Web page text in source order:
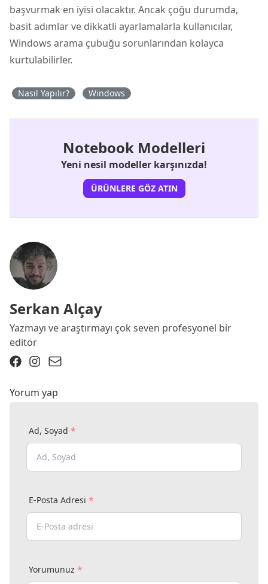
başvurmak en iyisi olacaktır. Ancak çoğu durumda,
basit adımlar ve dikkatli ayarlamalarla kullanıcılar,
Windows arama çubuğu sorunlarından kolayca
kurtulabilirler.
Nasıl Yapılır? Windows
Notebook Modelleri
Yeni nesil modeller karşınızda!
ÜRÜNLERE GÖZ ATIN
Serkan Alçay
Yazmayı ve araştırmayı çok seven profesyonel bir
editör
Yorum yap
Ad, Soyad *
E-Posta Adresi *
Yorumunuz *